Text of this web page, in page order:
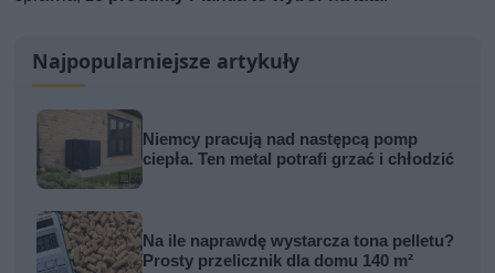
Najpopularniejsze artykuły
Niemcy pracują nad następcą pomp
ciepła. Ten metal potrafi grzać i chłodzić
Na ile naprawdę wystarcza tona pelletu?
Prosty przelicznik dla domu 140 m²